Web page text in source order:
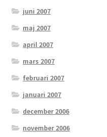
juni 2007
maj 2007
april 2007
mars 2007
februari 2007
januari 2007
december 2006
november 2006